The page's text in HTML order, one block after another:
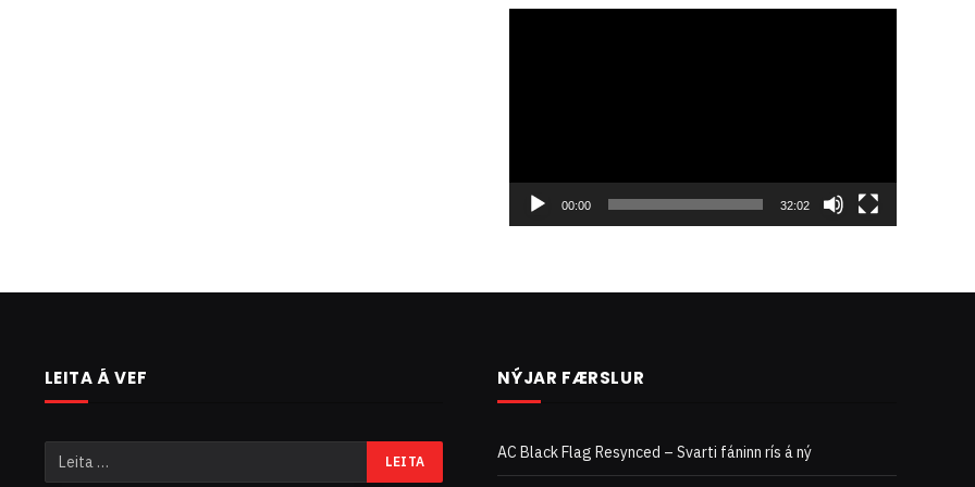
00:00 32:02
LEITA Á VEF NÝJAR FÆRSLUR
AC Black Flag Resynced – Svarti fáninn rís á ný